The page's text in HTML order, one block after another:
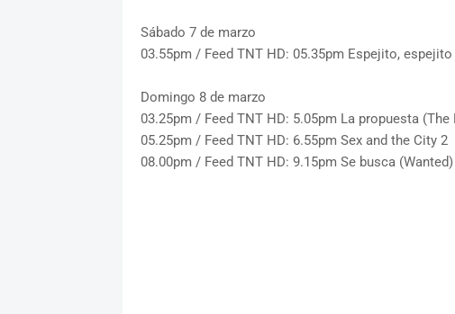
Sábado 7 de marzo
03.55pm / Feed TNT HD: 05.35pm Espejito,
Domingo 8 de marzo
03.25pm / Feed TNT HD: 5.05pm La propuesta (The
05.25pm / Feed TNT HD: 6.55pm Sex and the City 2
08.00pm / Feed TNT HD: 9.15pm Se busca (Wanted)